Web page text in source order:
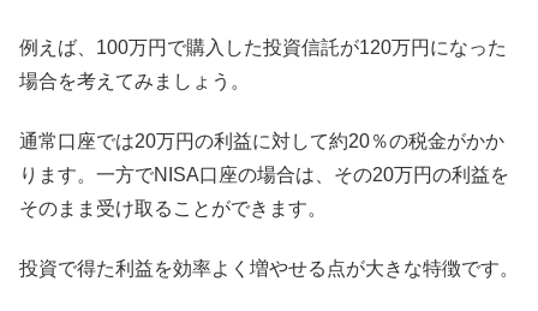
例えば、100万円で購入した投資信託が120万円になった
場合を考えてみましょう。
通常口座では20万円の利益に対して約20％の税金がかか
ります。一方でNISA口座の場合は、その20万円の利益を
そのまま受け取ることができます。
投資で得た利益を効率よく増やせる点が大きな特徴です。